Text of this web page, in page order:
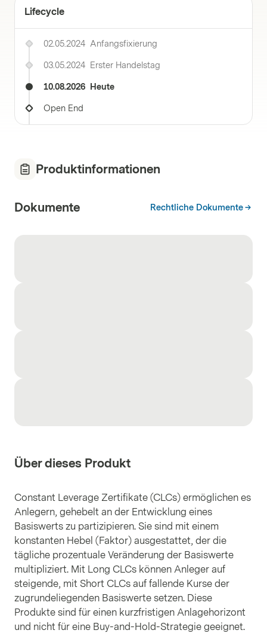
Lifecycle
02.05.2024 Anfangsfixierung
03.05.2024 Erster Handelstag
10.08.2026 Heute
Open End
Produktinformationen
Dokumente Rechtliche Dokumente
Über dieses Produkt
Constant Leverage Zertifikate (CLCs) ermöglichen es
Anlegern, gehebelt an der Entwicklung eines
Basiswerts zu partizipieren. Sie sind mit einem
konstanten Hebel (Faktor) ausgestattet, der die
tägliche prozentuale Veränderung der Basiswerte
multipliziert. Mit Long CLCs können Anleger auf
steigende, mit Short CLCs auf fallende Kurse der
zugrundeliegenden Basiswerte setzen. Diese
Produkte sind für einen kurzfristigen Anlagehorizont
und nicht für eine Buy-and-Hold-Strategie geeignet.